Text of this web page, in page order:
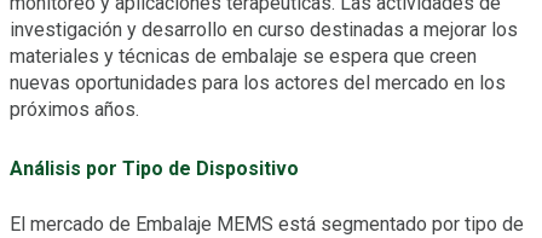
investigación y desarrollo en curso destinadas a mejorar los
materiales y técnicas de embalaje se espera que creen
nuevas oportunidades para los actores del mercado en los
próximos años.
Análisis por Tipo de Dispositivo
El mercado de Embalaje MEMS está segmentado por tipo de